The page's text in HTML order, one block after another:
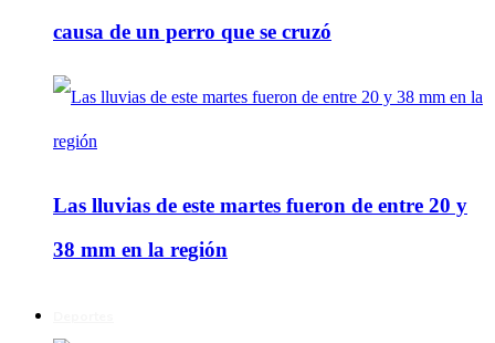
causa de un perro que se cruzó
Las lluvias de este martes fueron de entre 20 y
38 mm en la región